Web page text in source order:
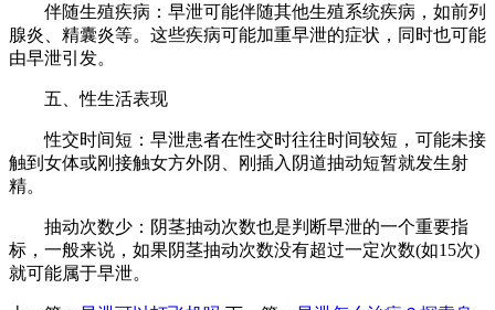
伴随生殖疾病：早泄可能伴随其他生殖系统疾病，如前列
腺炎、精囊炎等。这些疾病可能加重早泄的症状，同时也可能
由早泄引发。
五、性生活表现
性交时间短：早泄患者在性交时往往时间较短，可能未接
触到女体或刚接触女方外阴、刚插入阴道抽动短暂就发生射
精。
抽动次数少：阴茎抽动次数也是判断早泄的一个重要指
标，一般来说，如果阴茎抽动次数没有超过一定次数(如15次)
就可能属于早泄。